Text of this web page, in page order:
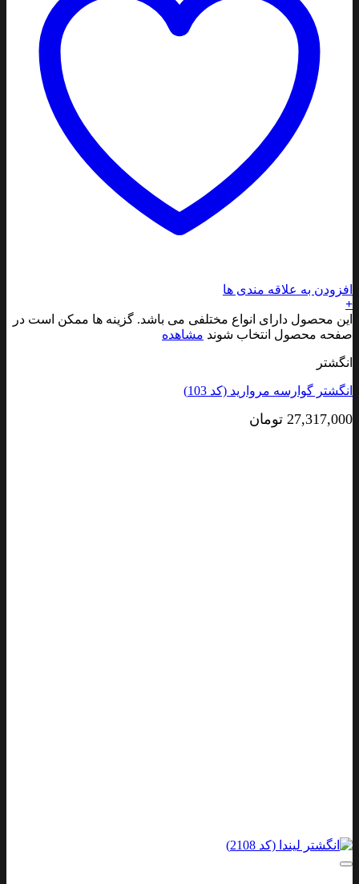
افزودن به علاقه مندی ها
+
این محصول دارای انواع مختلفی می باشد. گزینه ها ممکن است در
صفحه محصول انتخاب شوند مشاهده
انگشتر
انگشتر گوارسه مروارید (کد 103)
27,317,000 تومان